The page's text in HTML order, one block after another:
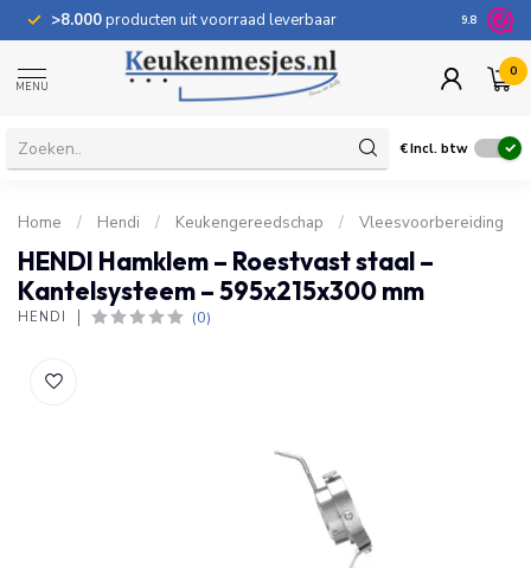
>8.000producten uit voorraad leverbaar 100
9.8
MENU
0
€Incl. btw
Home / Hendi / Keukengereedschap / Vleesvoorbereiding
HENDI Hamklem – Roestvast staal –
Kantelsysteem – 595x215x300 mm
HENDI (0)